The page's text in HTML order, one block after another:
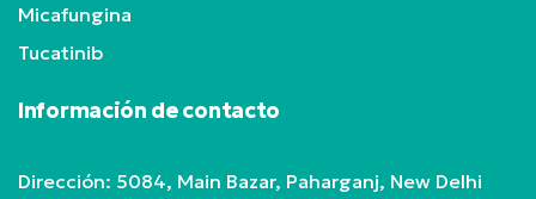
Micafungina
Tucatinib
Información de contacto
Dirección: 5084, Main Bazar, Paharganj, New Delhi